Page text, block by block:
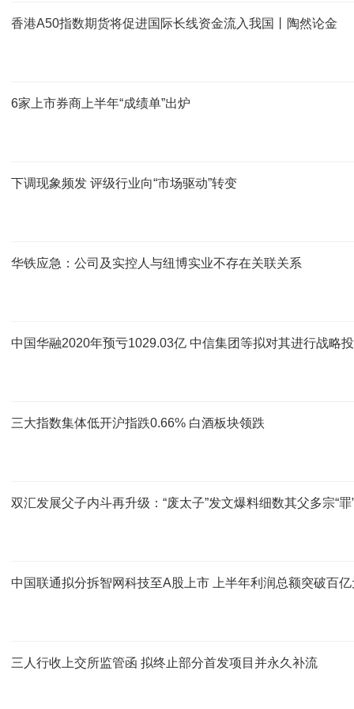
香港A50指数期货将促进国际长线资金流入我国丨陶然论金
6家上市券商上半年“成绩单”出炉
下调现象频发 评级行业向“市场驱动”转变
华铁应急：公司及实控人与纽博实业不存在关联关系
中国华融2020年预亏1029.03亿 中信集团等拟对其进行战略
三大指数集体低开沪指跌0.66% 白酒板块领跌
双汇发展父子内斗再升级：“废太子”发文爆料细数其父多宗“罪
中国联通拟分拆智网科技至A股上市 上半年利润总额突破百亿
三人行收上交所监管函 拟终止部分首发项目并永久补流